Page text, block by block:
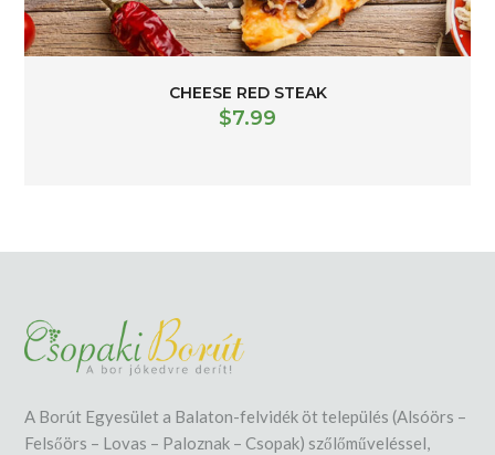
CHEESE RED STEAK
$7.99
A Borút Egyesület a Balaton-felvidék öt település (Alsóörs –
Felsőörs – Lovas – Paloznak – Csopak) szőlőműveléssel,